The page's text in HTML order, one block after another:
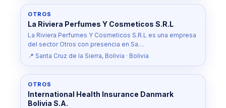
OTROS
La Riviera Perfumes Y Cosmeticos S.R.L
La Riviera Perfumes Y Cosmeticos S.R.L es una empresa
del sector Otros con presencia en Sa…
📍 Santa Cruz de la Sierra, Bolivia · Bolivia
OTROS
International Health Insurance Danmark
Bolivia S.A.